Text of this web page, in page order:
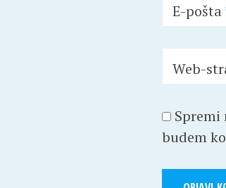
E-pošta
Web-
Spremi
budem